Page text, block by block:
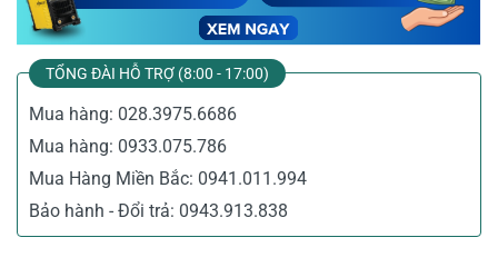
TỔNG ĐÀI HỖ TRỢ (8:00 - 17:00)
Mua hàng: 028.3975.6686
Mua hàng: 0933.075.786
Mua Hàng Miền Bắc: 0941.011.994
Bảo hành - Đổi trả: 0943.913.838